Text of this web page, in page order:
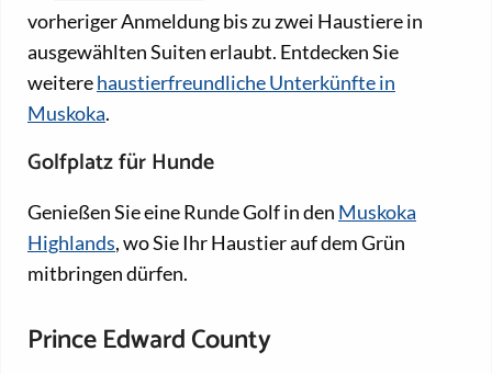
vorheriger Anmeldung bis zu zwei Haustiere in
ausgewählten Suiten erlaubt. Entdecken Sie
weiterehaustierfreundliche Unterkünfte in
Muskoka.
Golfplatz für Hunde
Genießen Sie eine Runde Golf in den Muskoka
Highlands, wo Sie Ihr Haustier auf dem Grün
mitbringen dürfen.
Prince Edward County